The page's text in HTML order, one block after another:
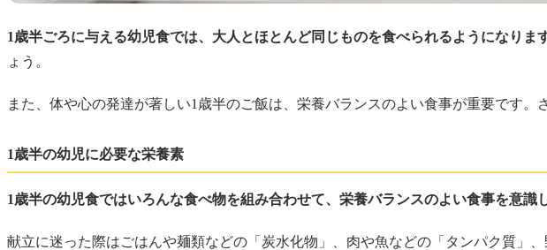
1歳半ごろに与える幼児食では、大人とほとんど同じものを食べられるようになります
ょう。
また、体や心の発達が著しい1歳半のご飯は、栄養バランスのよい食事が重要です
1歳半の幼児に必要な栄養素
1歳半の幼児食ではいろんな食べ物を組み合わせて、栄養バランスのよい食事を意識
献立に迷った際はごはんや麺類などの「炭水化物」、肉や魚などの「タンパク質」